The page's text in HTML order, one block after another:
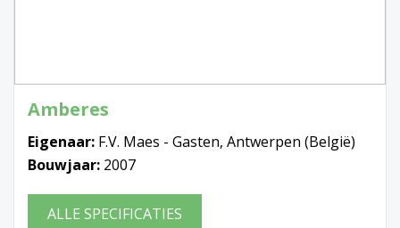
Amberes
Eigenaar: F.V. Maes - Gasten, Antwerpen (België)
Bouwjaar: 2007
ALLE SPECIFICATIES